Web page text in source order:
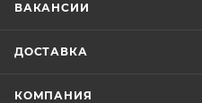
ВАКАНСИИ
ДОСТАВКА
КОМПАНИЯ